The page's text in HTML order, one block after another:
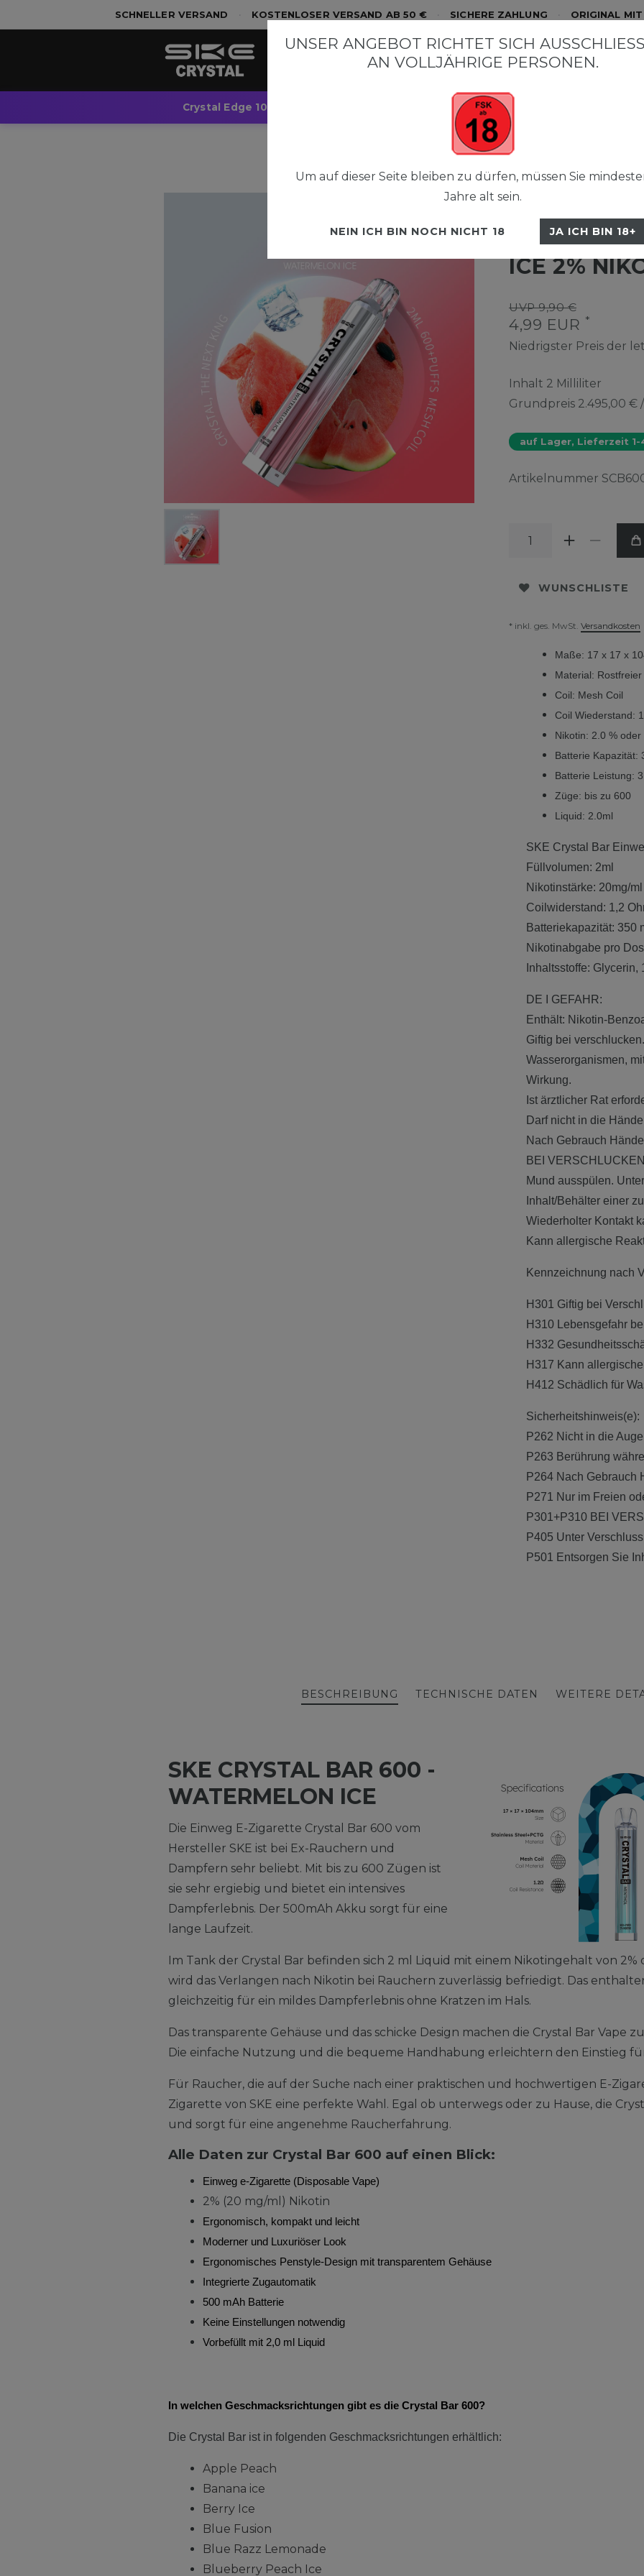
SCHNELLER VERSAND • KOSTENLOSER VERSAND AB 50 € • SICHERE ZAHLUNG • ORIGINAL
Crystal Edge 10K Crystal Plus
SKE
SKE
ICE 2%
UVP 9,90 €
4,99 EUR *
Niedrigster Preis der
Inhalt 2 Milliliter
Grundpreis 2.495,00 €
auf Lager, Lieferzeit 1-
Artikelnummer
WUNSCHLISTE
* inkl. ges. MwSt. Versandkosten
Maße: 17 x 17 x
Material:
Coil: Mesh Coil
Coil Wiederstand:
Nikotin: 2.0 % oder
Batterie Kapazität:
Batterie Leistung:
Züge: bis zu 600
Liquid: 2.0ml
SKE Crystal Bar
Füllvolumen: 2ml
Nikotinstärke: 20mg/ml
Coilwiderstand: 1,2
Batteriekapazität: 350
Nikotinabgabe pro
Inhaltsstoffe:
DE I GEFAHR:
Enthält: Nikotin-
Giftig bei
Wasserorganismen,
Wirkung.
Ist ärztlicher Rat
Darf nicht in die
Nach Gebrauch
BEI
Mund ausspülen.
Inhalt/Behälter einer
Wiederholter Kontakt
Kann allergische
Kennzeichnung nach
H301 Giftig bei
H310 Lebensgefahr
H332
H317 Kann
H412 Schädlich für
Sicherheitshinweis(e):
P262 Nicht in die
P263 Berührung
P264 Nach Gebrauch
P271 Nur im Freien
P301+P310 BEI
P405 Unter
P501 Entsorgen Sie
BESCHREIBUNG TECHNISCHE DATEN WEITERE
SKE CRYSTAL BAR 600 -
WATERMELON ICE
Die Einweg E-Zigarette Crystal Bar 600 vom
Hersteller SKE ist bei Ex-Rauchern und
Dampfern sehr beliebt. Mit bis zu 600 Zügen ist
sie sehr ergiebig und bietet ein intensives
Dampferlebnis. Der 500mAh Akku sorgt für eine
lange Laufzeit.
Im Tank der Crystal Bar befinden sich 2 ml Liquid mit einem Nikotingehalt von
wird das Verlangen nach Nikotin bei Rauchern zuverlässig befriedigt. Das
gleichzeitig für ein mildes Dampferlebnis ohne Kratzen im Hals.
Das transparente Gehäuse und das schicke Design machen die Crystal Bar Vape
Die einfache Nutzung und die bequeme Handhabung erleichtern den Einstieg
Für Raucher, die auf der Suche nach einer praktischen und hochwertigen E-
Zigarette von SKE eine perfekte Wahl. Egal ob unterwegs oder zu Hause, die
und sorgt für eine angenehme Raucherfahrung.
Alle Daten zur Crystal Bar 600 auf einen Blick:
Einweg e-Zigarette (Disposable Vape)
2% (20 mg/ml) Nikotin
Ergonomisch, kompakt und leicht
Moderner und Luxuriöser Look
Ergonomisches Penstyle-Design mit transparentem Gehäuse
Integrierte Zugautomatik
500 mAh Batterie
Keine Einstellungen notwendig
Vorbefüllt mit 2,0 ml Liquid
In welchen Geschmacksrichtungen gibt es die Crystal Bar 600?
Die Crystal Bar ist in folgenden Geschmacksrichtungen erhältlich:
Apple Peach
Banana ice
Berry Ice
Blue Fusion
Blue Razz Lemonade
Blueberry Peach Ice
UNSER ANGEBOT RICHTET SICH
N VOLLJÄHRIGE PERSONEN.
Um auf dieser Seite bleiben zu dürfen, müssen Sie
Jahre alt sein.
NEIN ICH BIN NOCH NICHT 18 JA ICH BIN 18+